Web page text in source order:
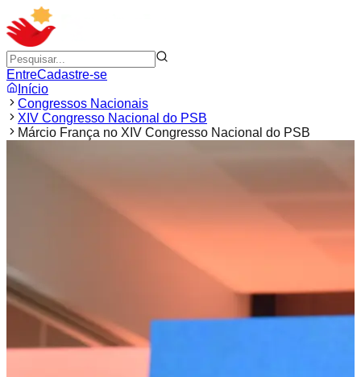
EntreCadastre-se
Início
Congressos Nacionais
XIV Congresso Nacional do PSB
Márcio França no XIV Congresso Nacional do PSB